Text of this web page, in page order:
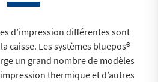
d’impression différentes sont
caisse. Les systèmes bluepos®
un grand nombre de modèles
thermique et d’autres